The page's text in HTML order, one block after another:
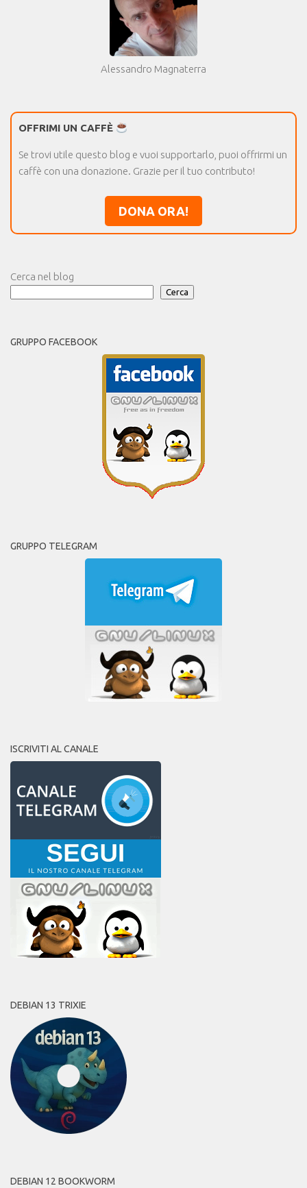
Alessandro Magnaterra
OFFRIMI UN CAFFÈ
Se trovi utile questo blog e vuoi supportarlo, puoi offrirmi un
caffè con una donazione. Grazie per il tuo contributo!
DONA ORA!
Cerca nel blog
Cerca
GRUPPO FACEBOOK
GRUPPO TELEGRAM
ISCRIVITI AL CANALE
DEBIAN 13 TRIXIE
DEBIAN 12 BOOKWORM